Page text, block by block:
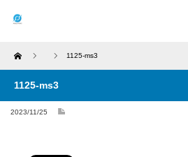
Home 1125-ms3
1125-ms3
2023/11/25